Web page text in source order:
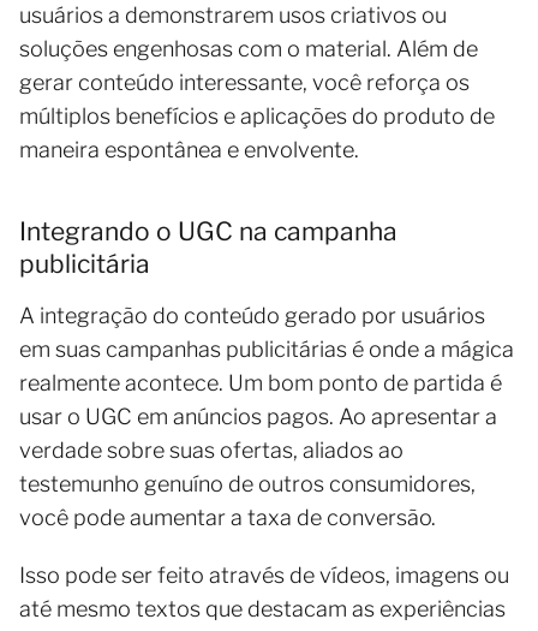
usuários a demonstrarem usos criativos ou
soluções engenhosas com o material. Além de
gerar conteúdo interessante, você reforça os
múltiplos benefícios e aplicações do produto de
maneira espontânea e envolvente.
Integrando o UGC na campanha
publicitária
A integração do conteúdo gerado por usuários
em suas campanhas publicitárias é onde a mágica
realmente acontece. Um bom ponto de partida é
usar o UGC em anúncios pagos. Ao apresentar a
verdade sobre suas ofertas, aliados ao
testemunho genuíno de outros consumidores,
você pode aumentar a taxa de conversão.
Isso pode ser feito através de vídeos, imagens ou
até mesmo textos que destacam as experiências